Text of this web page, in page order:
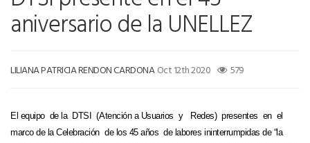
aniversario de la UNELLEZ
LILIANA PATRICIA RENDON CARDONA Oct 12th 2020 579
El equipo de la DTSI (Atención a Usuarios y Redes) presentes en el
marco de la Celebración de los 45 años de labores ininterrumpidas de “la